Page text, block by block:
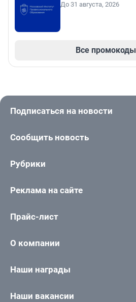
До 31 августа, 2026
Все промокоды
Подписаться на новости
Сообщить новость
Рубрики
Реклама на сайте
Прайс-лист
О компании
Наши награды
Наши вакансии